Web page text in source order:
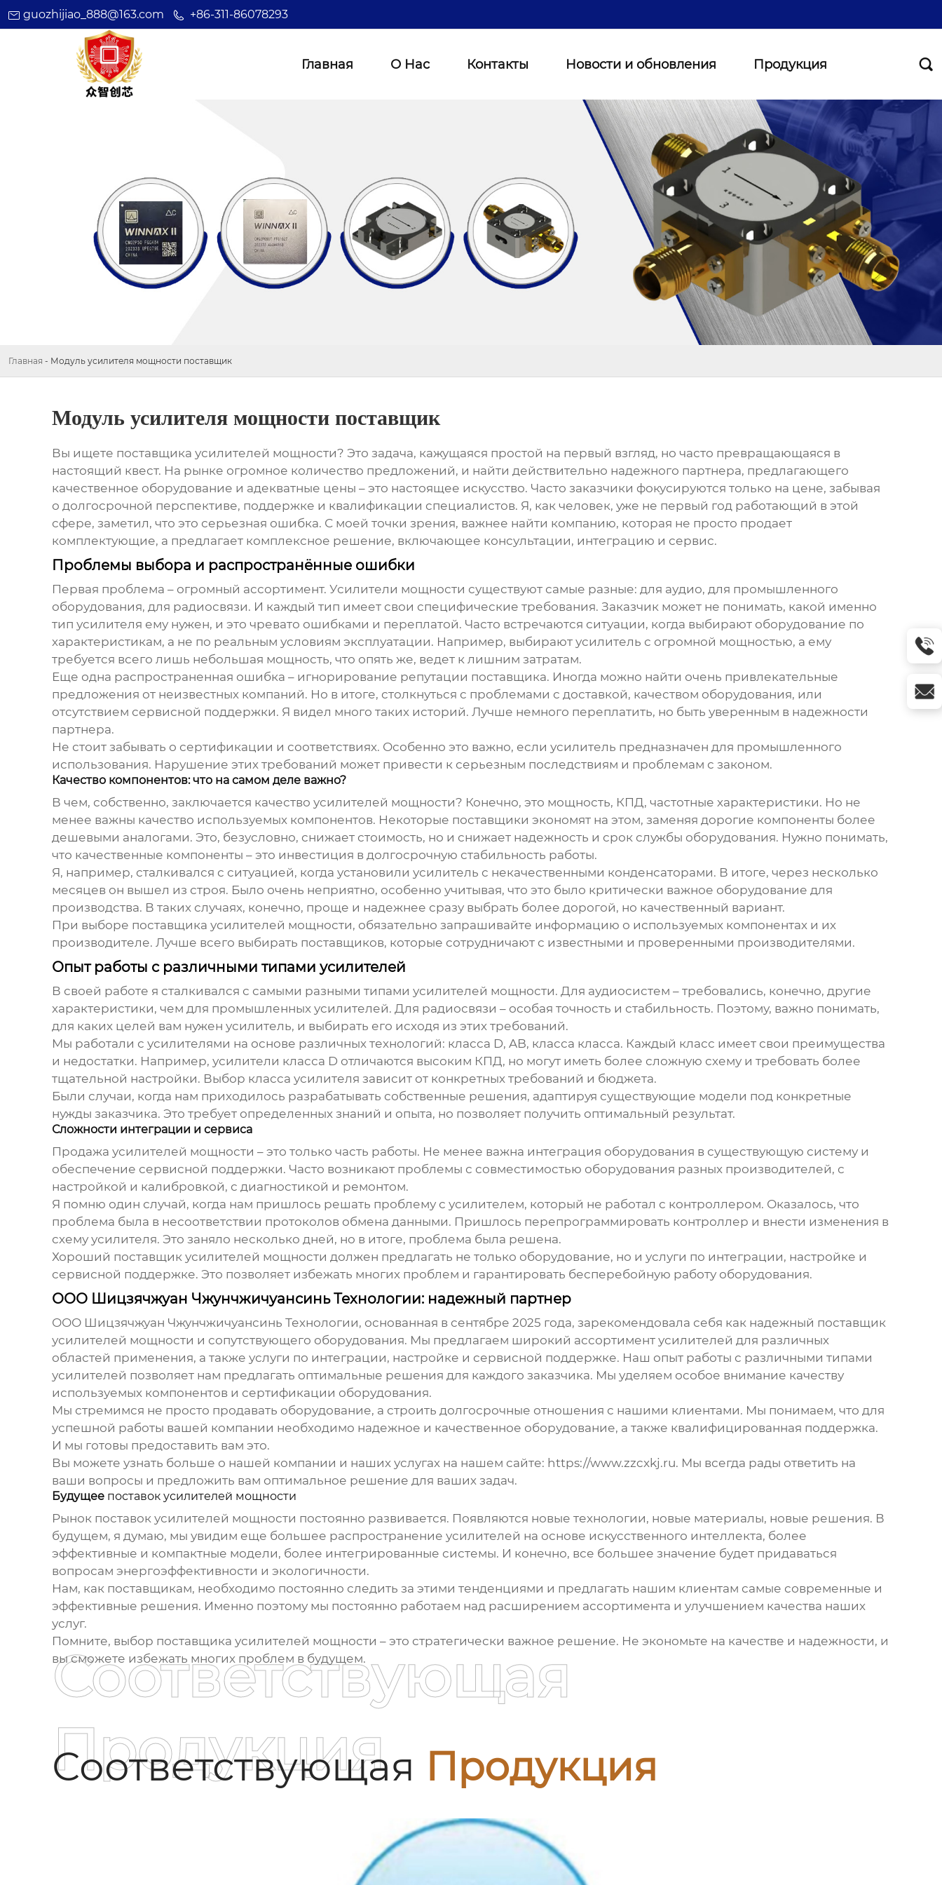
guozhijiao_888@163.com +86-311-86078293
Главная О Нас Контакты Новости и обновления Продукция 
Главная - Модуль усилителя мощности поставщик
Модуль усилителя мощности поставщик
Вы ищете поставщика усилителей мощности? Это задача, кажущаяся простой на первый взгляд, но часто превращающаяся в
настоящий квест. На рынке огромное количество предложений, и найти действительно надежного партнера, предлагающего
качественное оборудование и адекватные цены – это настоящее искусство. Часто заказчики фокусируются только на цене, забывая
о долгосрочной перспективе, поддержке и квалификации специалистов. Я, как человек, уже не первый год работающий в этой
сфере, заметил, что это серьезная ошибка. С моей точки зрения, важнее найти компанию, которая не просто продает
комплектующие, а предлагает комплексное решение, включающее консультации, интеграцию и сервис.
Проблемы выбора и распространённые ошибки
Первая проблема – огромный ассортимент. Усилители мощности существуют самые разные: для аудио, для промышленного
оборудования, для радиосвязи. И каждый тип имеет свои специфические требования. Заказчик может не понимать, какой именно
тип усилителя ему нужен, и это чревато ошибками и переплатой. Часто встречаются ситуации, когда выбирают оборудование по
характеристикам, а не по реальным условиям эксплуатации. Например, выбирают усилитель с огромной мощностью, а ему
требуется всего лишь небольшая мощность, что опять же, ведет к лишним затратам.
Еще одна распространенная ошибка – игнорирование репутации поставщика. Иногда можно найти очень привлекательные
предложения от неизвестных компаний. Но в итоге, столкнуться с проблемами с доставкой, качеством оборудования, или
отсутствием сервисной поддержки. Я видел много таких историй. Лучше немного переплатить, но быть уверенным в надежности
партнера.
Не стоит забывать о сертификации и соответствиях. Особенно это важно, если усилитель предназначен для промышленного
использования. Нарушение этих требований может привести к серьезным последствиям и проблемам с законом.
Качество компонентов: что на самом деле важно?
В чем, собственно, заключается качество усилителей мощности? Конечно, это мощность, КПД, частотные характеристики. Но не
менее важны качество используемых компонентов. Некоторые поставщики экономят на этом, заменяя дорогие компоненты более
дешевыми аналогами. Это, безусловно, снижает стоимость, но и снижает надежность и срок службы оборудования. Нужно понимать,
что качественные компоненты – это инвестиция в долгосрочную стабильность работы.
Я, например, сталкивался с ситуацией, когда установили усилитель с некачественными конденсаторами. В итоге, через несколько
месяцев он вышел из строя. Было очень неприятно, особенно учитывая, что это было критически важное оборудование для
производства. В таких случаях, конечно, проще и надежнее сразу выбрать более дорогой, но качественный вариант.
При выборе поставщика усилителей мощности, обязательно запрашивайте информацию о используемых компонентах и их
производителе. Лучше всего выбирать поставщиков, которые сотрудничают с известными и проверенными производителями.
Опыт работы с различными типами усилителей
В своей работе я сталкивался с самыми разными типами усилителей мощности. Для аудиосистем – требовались, конечно, другие
характеристики, чем для промышленных усилителей. Для радиосвязи – особая точность и стабильность. Поэтому, важно понимать,
для каких целей вам нужен усилитель, и выбирать его исходя из этих требований.
Мы работали с усилителями на основе различных технологий: класса D, AB, класса класса. Каждый класс имеет свои преимущества
и недостатки. Например, усилители класса D отличаются высоким КПД, но могут иметь более сложную схему и требовать более
тщательной настройки. Выбор класса усилителя зависит от конкретных требований и бюджета.
Были случаи, когда нам приходилось разрабатывать собственные решения, адаптируя существующие модели под конкретные
нужды заказчика. Это требует определенных знаний и опыта, но позволяет получить оптимальный результат.
Сложности интеграции и сервиса
Продажа усилителей мощности – это только часть работы. Не менее важна интеграция оборудования в существующую систему и
обеспечение сервисной поддержки. Часто возникают проблемы с совместимостью оборудования разных производителей, с
настройкой и калибровкой, с диагностикой и ремонтом.
Я помню один случай, когда нам пришлось решать проблему с усилителем, который не работал с контроллером. Оказалось, что
проблема была в несоответствии протоколов обмена данными. Пришлось перепрограммировать контроллер и внести изменения в
схему усилителя. Это заняло несколько дней, но в итоге, проблема была решена.
Хороший поставщик усилителей мощности должен предлагать не только оборудование, но и услуги по интеграции, настройке и
сервисной поддержке. Это позволяет избежать многих проблем и гарантировать бесперебойную работу оборудования.
ООО Шицзячжуан Чжунчжичуансинь Технологии: надежный партнер
ООО Шицзячжуан Чжунчжичуансинь Технологии, основанная в сентябре 2025 года, зарекомендовала себя как надежный поставщик
усилителей мощности и сопутствующего оборудования. Мы предлагаем широкий ассортимент усилителей для различных
областей применения, а также услуги по интеграции, настройке и сервисной поддержке. Наш опыт работы с различными типами
усилителей позволяет нам предлагать оптимальные решения для каждого заказчика. Мы уделяем особое внимание качеству
используемых компонентов и сертификации оборудования.
Мы стремимся не просто продавать оборудование, а строить долгосрочные отношения с нашими клиентами. Мы понимаем, что для
успешной работы вашей компании необходимо надежное и качественное оборудование, а также квалифицированная поддержка.
И мы готовы предоставить вам это.
Вы можете узнать больше о нашей компании и наших услугах на нашем сайте: https://www.zzcxkj.ru. Мы всегда рады ответить на
ваши вопросы и предложить вам оптимальное решение для ваших задач.
Будущее поставок усилителей мощности
Рынок поставок усилителей мощности постоянно развивается. Появляются новые технологии, новые материалы, новые решения. В
будущем, я думаю, мы увидим еще большее распространение усилителей на основе искусственного интеллекта, более
эффективные и компактные модели, более интегрированные системы. И конечно, все большее значение будет придаваться
вопросам энергоэффективности и экологичности.
Нам, как поставщикам, необходимо постоянно следить за этими тенденциями и предлагать нашим клиентам самые современные и
эффективные решения. Именно поэтому мы постоянно работаем над расширением ассортимента и улучшением качества наших
услуг.
Помните, выбор поставщика усилителей мощности – это стратегически важное решение. Не экономьте на качестве и надежности, и
вы сможете избежать многих проблем в будущем.
Соответствующая Продукция
Соответствующая
Продукция